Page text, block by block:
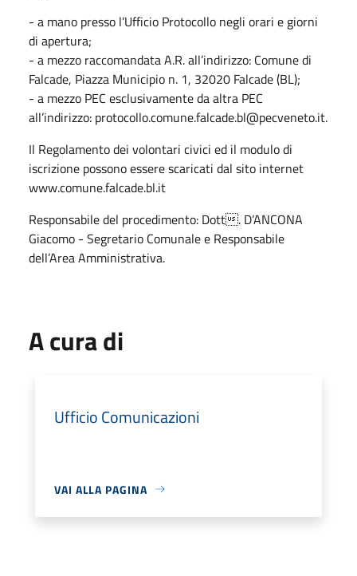
- a mano presso l’Ufficio Protocollo negli orari e giorni
di apertura;
- a mezzo raccomandata A.R. all’indirizzo: Comune di
Falcade, Piazza Municipio n. 1, 32020 Falcade (BL);
- a mezzo PEC esclusivamente da altra PEC
all’indirizzo: protocollo.comune.falcade.bl@pecveneto.it.
Il Regolamento dei volontari civici ed il modulo di
iscrizione possono essere scaricati dal sito internet
www.comune.falcade.bl.it
Responsabile del procedimento: Dott. D’ANCONA
Giacomo - Segretario Comunale e Responsabile
dell’Area Amministrativa.
A cura di
Ufficio Comunicazioni
VAI ALLA PAGINA